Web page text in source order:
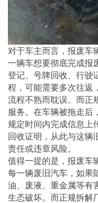
对于车主而言，报废车
一辆车想要彻底完成报
登记、号牌回收、行驶
程，可能需要多次往返
流程不熟而耽误。而正
服务。在车辆被拖走后
规定时间内完成信息上
回收证明，从此与这辆
责任或违章风险。
值得一提的是，报废车
每一辆废旧汽车，如果
油、废液、重金属等有
生态破坏。而正规拆解